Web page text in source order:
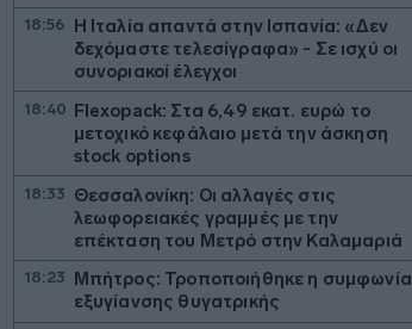
18:56
Η Ιταλία απαντά στην Ισπανία: «Δεν
δεχόμαστε τελεσίγραφα» - Σε ισχύ οι
συνοριακοί έλεγχοι
18:40 Flexopack: Στα 6,49 εκατ. ευρώ το
μετοχικό κεφάλαιο μετά την άσκηση
stock options
18:33 Θεσσαλονίκη: Οι αλλαγές στις
λεωφορειακές γραμμές με την
επέκταση του Μετρό στην Καλαμαριά
18:23
Μπήτρος: Τροποποιήθηκε η συμφωνία
εξυγίανσης θυγατρικής